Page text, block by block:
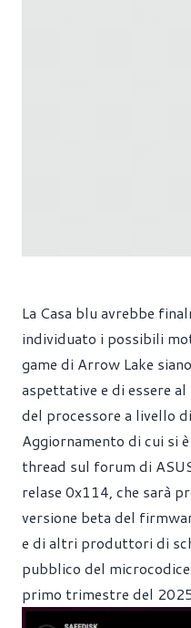
La Casa blu avrebbe
individuato i possibili
game di Arrow Lake
aspettative e di essere
del processore a livello
Aggiornamento di cui si
thread sul forum di
relase 0x114, che sarà
versione beta del
e di altri produttori di
pubblico del
primo trimestre del